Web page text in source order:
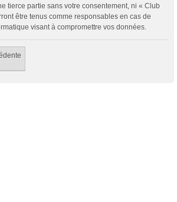
tierce partie sans votre consentement, ni « Club
être tenus comme responsables en cas de
visant à compromettre vos données.